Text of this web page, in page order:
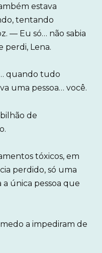
estava
tentando
— Eu só… não sabia
perdi, Lena.
quando tudo
uma pessoa… você.
de
tóxicos, em
perdido, só uma
a única pessoa que
a impediram de